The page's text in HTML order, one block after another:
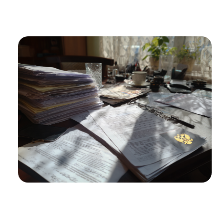
ВЫИГРАННЫХ
ДЕЛ